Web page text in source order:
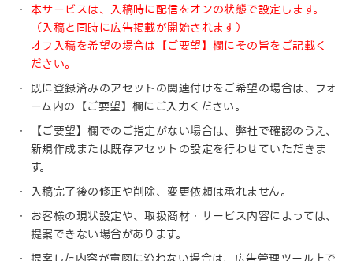
本サービスは、入稿時に配信をオンの状態で設定します。
（入稿と同時に広告掲載が開始されます）
オフ入稿を希望の場合は【ご要望】欄にその旨をご記載く
ださい。
既に登録済みのアセットの関連付けをご希望の場合は、フォ
ーム内の【ご要望】欄にご入力ください。
【ご要望】欄でのご指定がない場合は、弊社で確認のうえ、
新規作成または既存アセットの設定を行わせていただきま
す。
入稿完了後の修正や削除、変更依頼は承れません。
お客様の現状設定や、取扱商材・サービス内容によっては、
提案できない場合があります。